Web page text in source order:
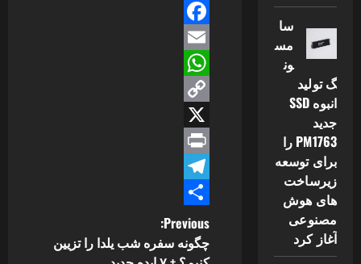
Facebook
Email
WhatsApp
Copy
Link
X
Print
Telegram
Share
P
Previous:
چگونه سفره شب یلدا را تزیین
سا
مس
ون
گ تولید
انبوه SSD
جدید
PM1763 را
برای توسعه
زیرساخت
های هوش
مصنوعی
آغاز کرد